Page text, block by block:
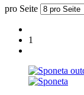
pro Seite
1